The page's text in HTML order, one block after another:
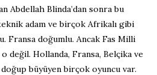
Abdellah Blinda’dan sonra bu
adam ve birçok Afrikalı gibi
Fransa doğumlu. Ancak Fas Milli
o değil. Hollanda, Fransa, Belçika ve
büyüyen birçok oyuncu var.